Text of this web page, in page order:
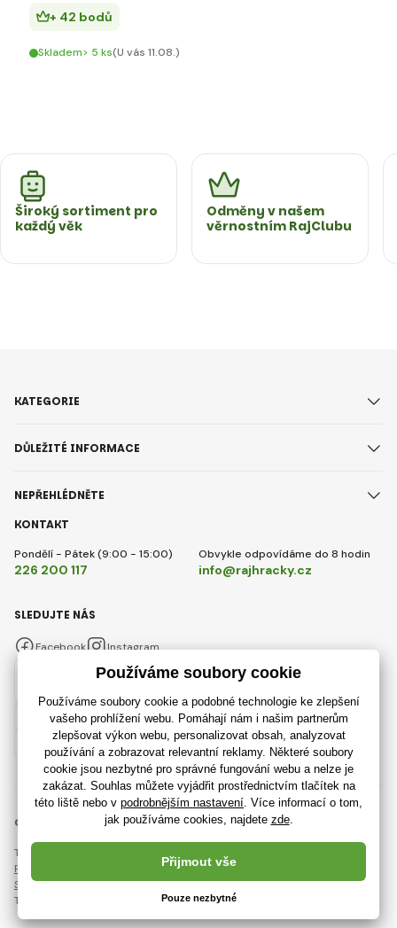
+ 42 bodů
Skladem> 5 ks(U vás 11.08.)
Široký sortiment pro
každý věk
Odměny v našem
věrnostním RajClubu
KONTAKT
Pondělí - Pátek (9:00 - 15:00)
226 200 117
Obvykle odpovídáme do 8 hodin
info@rajhracky.cz
KATEGORIE
DŮLEŽITÉ INFORMACE
NEPŘEHLÉDNĚTE
SLEDUJTE NÁS
Facebook Instagram
© 2018 - 2026 RajHracky.cz, Všechna práva vyhrazena
Tato stránka je chráněna pomocí reCAPTCHA a platí
Pravidla ochrany osobních údajůspolečnosti Google a jejich
Smluvní podmínky.
Tvorba výkonných internetových obchodů od